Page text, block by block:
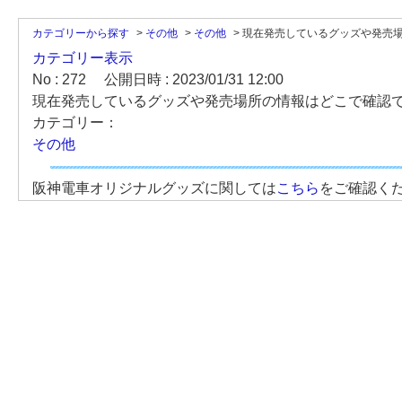
カテゴリーから探す > その他 > その他 > 現在発売しているグッズや発売
カテゴリー表示
No : 272
公開日時 : 2023/01/31 12:00
現在発売しているグッズや発売場所の情報はどこで確認
カテゴリー：
その他
阪神電車オリジナルグッズに関してはこちら をご確認く